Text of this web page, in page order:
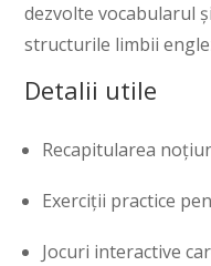
dezvolte vocabularul
structurile limbii
Detalii utile
Recapitularea
Exerciții practice
Jocuri interactive